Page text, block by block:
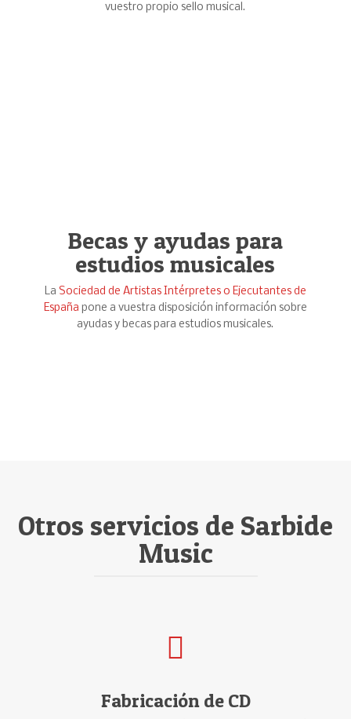
vuestro propio sello musical.
Becas y ayudas para
estudios musicales
La Sociedad de Artistas Intérpretes o Ejecutantes de
España pone a vuestra disposición información sobre
ayudas y becas para estudios musicales.
Otros servicios de Sarbide
Music
Fabricación de CD